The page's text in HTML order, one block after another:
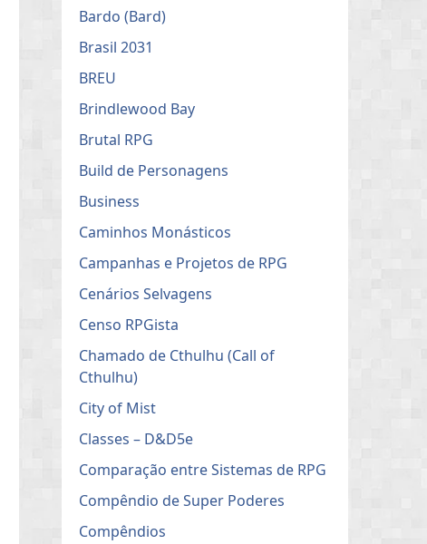
Bardo (Bard)
Brasil 2031
BREU
Brindlewood Bay
Brutal RPG
Build de Personagens
Business
Caminhos Monásticos
Campanhas e Projetos de RPG
Cenários Selvagens
Censo RPGista
Chamado de Cthulhu (Call of
Cthulhu)
City of Mist
Classes – D&D5e
Comparação entre Sistemas de RPG
Compêndio de Super Poderes
Compêndios